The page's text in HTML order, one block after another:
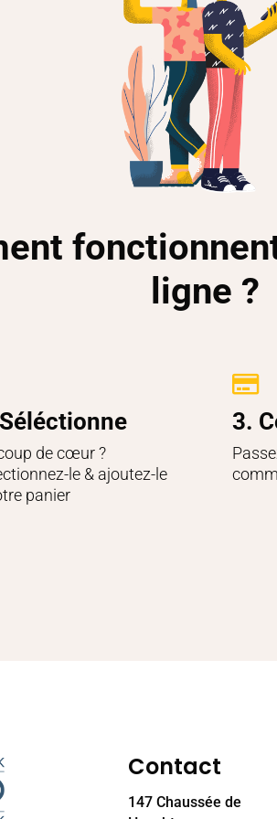
ligne ?
de cœur ?
le & ajoutez-le
panier

3.
Contact
147 Chaussée de